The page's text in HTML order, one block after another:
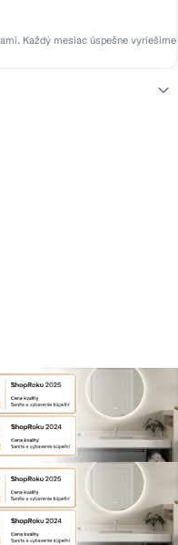
Každý mesiac úspešne vyriešime